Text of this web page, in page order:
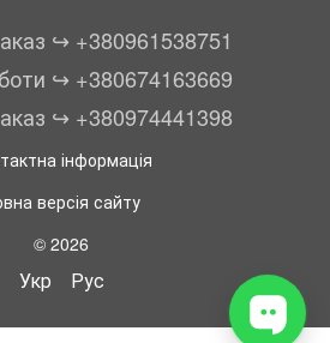
↪︎ +380961538751
↪︎ +380674163669
↪︎ +380974441398
інформація
версія сайту
© 2026
Укр Рус